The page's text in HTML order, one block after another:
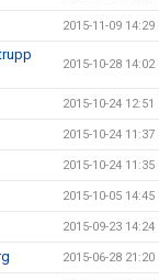
2015-11-09 14:29
2015-10-28 14:02
2015-10-24 12:51
2015-10-24 11:37
2015-10-24 11:35
2015-10-05 14:45
2015-09-23 14:24
2015-06-28 21:20